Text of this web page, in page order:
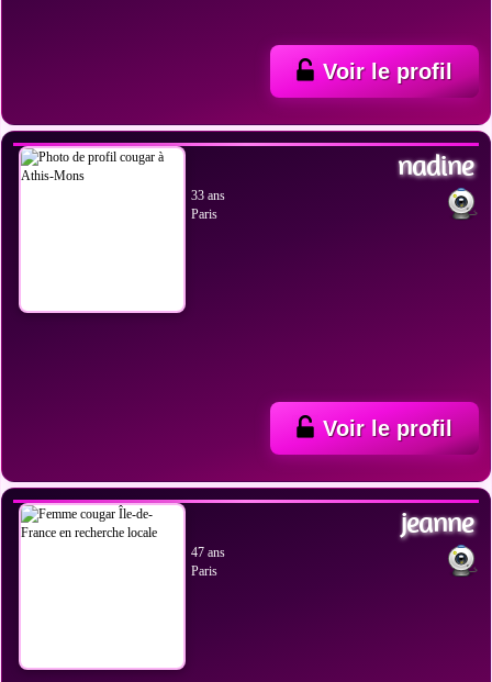
Voir le profil
nadine
33 ans
Paris
Voir le profil
jeanne
47 ans
Paris